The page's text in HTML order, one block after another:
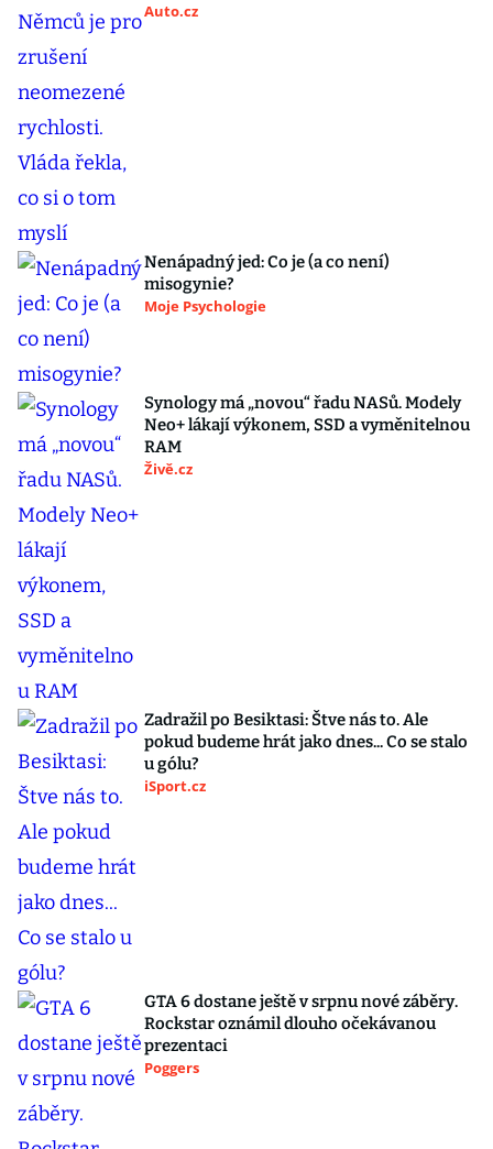
Auto.cz
Nenápadný jed: Co je (a co není)
misogynie?
Moje Psychologie
Synology má „novou“ řadu NASů. Modely
Neo+ lákají výkonem, SSD a vyměnitelnou
RAM
Živě.cz
Zadražil po Besiktasi: Štve nás to. Ale
pokud budeme hrát jako dnes... Co se stalo
u gólu?
iSport.cz
GTA 6 dostane ještě v srpnu nové záběry.
Rockstar oznámil dlouho očekávanou
prezentaci
Poggers